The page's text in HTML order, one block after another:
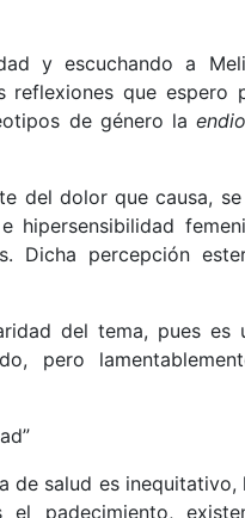
y escuchando a
que espero
de género la
del dolor que causa,
Dicha percepción
del tema, pues es
pero
de salud es
padecimiento,